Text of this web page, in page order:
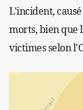
L'incident,
morts, bien que
victimes selon